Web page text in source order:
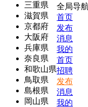
三重県
滋賀県
京都府
大阪府
兵庫県
奈良県
和歌山県
鳥取県
島根県
岡山県
全局导航
首页
发布
消息
我的
首页
招聘
发布
消息
我的